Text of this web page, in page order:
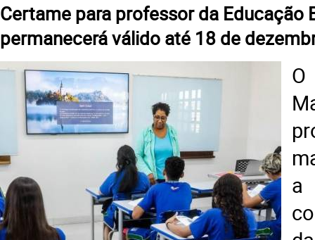
​Certame para professor da Educação
permanecerá válido até 18 de
a